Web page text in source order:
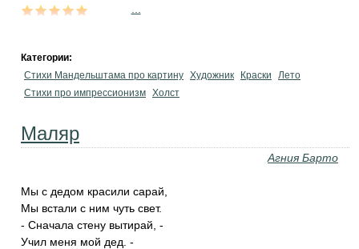
Категории:
Стихи Мандельштама про картину Художник Краски
Лето
Стихи про импрессионизм Холст
Маляр
Агния Барто
Мы с дедом красили сарай,
Мы встали с ним чуть свет.
- Сначала стену вытирай, -
Учил меня мой дед. -